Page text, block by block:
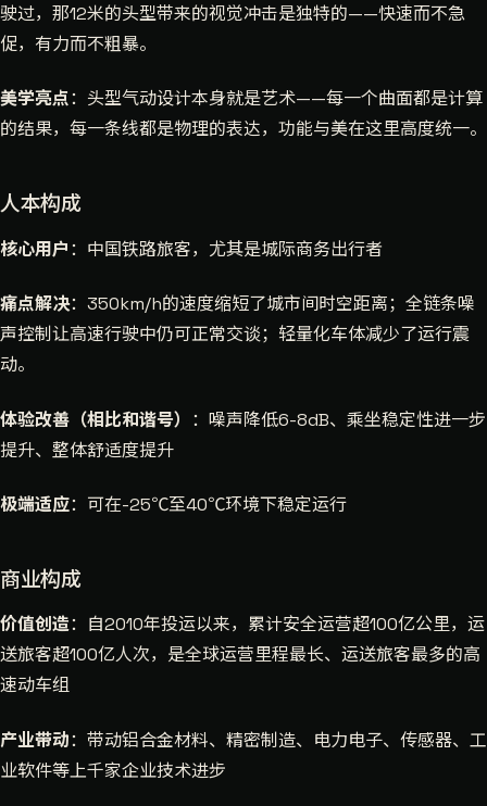
驶过，那12米的头型带来的视觉冲击是独特的——快速而不急
促，有力而不粗暴。
美学亮点：头型气动设计本身就是艺术——每一个曲面都是计算
的结果，每一条线都是物理的表达，功能与美在这里高度统一。
人本构成
核心用户：中国铁路旅客，尤其是城际商务出行者
痛点解决：350km/h的速度缩短了城市间时空距离；全链条噪
声控制让高速行驶中仍可正常交谈；轻量化车体减少了运行震
动。
体验改善（相比和谐号） ：噪声降低6-8dB、乘坐稳定性进一步
提升、整体舒适度提升
极端适应：可在-25℃至40℃环境下稳定运行
商业构成
价值创造：自2010年投运以来，累计安全运营超100亿公里，运
送旅客超100亿人次，是全球运营里程最长、运送旅客最多的高
速动车组
产业带动：带动铝合金材料、精密制造、电力电子、传感器、工
业软件等上千家企业技术进步